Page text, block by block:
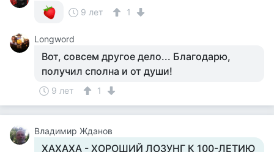
9 лет
1
Longword
Вот, совсем другое дело... Благодарю,
получил сполна и от души!
9 лет 1
Владимир Жданов
ХАХАХА - ХОРОШИЙ ЛОЗУНГ К 100-ЛЕТИЮ